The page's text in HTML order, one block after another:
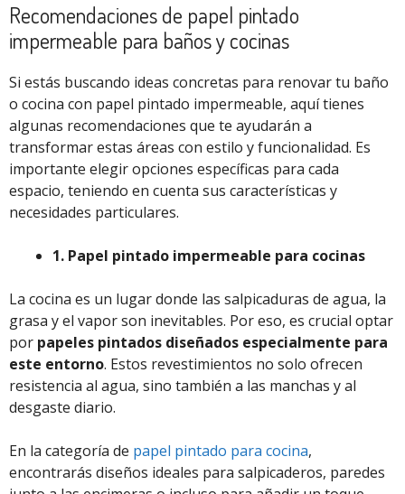
Recomendaciones de papel pintado
impermeable para baños y cocinas
Si estás buscando ideas concretas para renovar tu baño
o cocina con papel pintado impermeable, aquí tienes
algunas recomendaciones que te ayudarán a
transformar estas áreas con estilo y funcionalidad. Es
importante elegir opciones específicas para cada
espacio, teniendo en cuenta sus características y
necesidades particulares.
1. Papel pintado impermeable para cocinas
La cocina es un lugar donde las salpicaduras de agua, la
grasa y el vapor son inevitables. Por eso, es crucial optar
por papeles pintados diseñados especialmente para
este entorno. Estos revestimientos no solo ofrecen
resistencia al agua, sino también a las manchas y al
desgaste diario.
En la categoría de papel pintado para cocina,
encontrarás diseños ideales para salpicaderos, paredes